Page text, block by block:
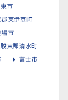
市
郡東伊豆町
市
駿東郡清水町
富士市